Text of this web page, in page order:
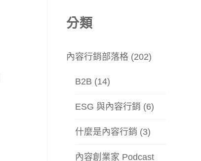
分類
內容行銷部落格 (202)
B2B (14)
ESG 與內容行銷 (6)
什麼是內容行銷 (3)
內容創業家 Podcast